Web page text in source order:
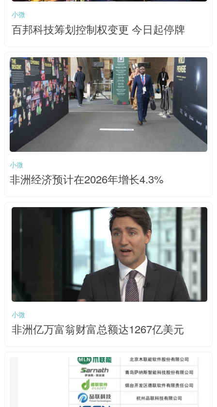
小微
百邦科技筹划控制权变更 今日起停牌
小微
非洲经济预计在2026年增长4.3%
小微
非洲亿万富翁财富总额达1267亿美元